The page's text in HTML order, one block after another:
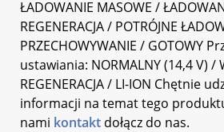
ŁADOWANIE MASOWE /
REGENERACJA / POTRÓJNE
PRZECHOWYWANIE / GOTOWY
ustawiania: NORMALNY (14,4 V) /
REGENERACJA / LI-ION Chętnie
informacji na temat tego
nami kontakt dołącz do nas.